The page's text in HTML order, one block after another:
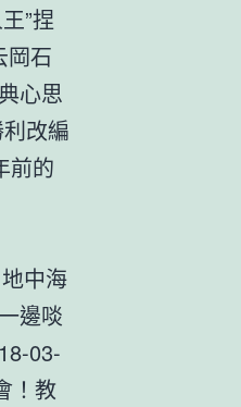
”捏
岡石
心思
改編
前的
中海
邊啖
03-
！教